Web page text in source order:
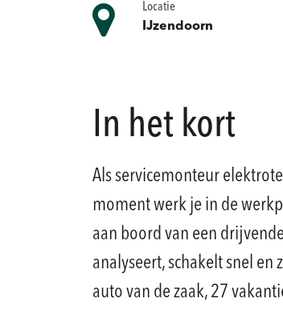
Locatie
IJzendoorn
In het kort
Als servicemonteur
moment werk je in de
aan boord van een
analyseert, schakelt snel
auto van de zaak, 27